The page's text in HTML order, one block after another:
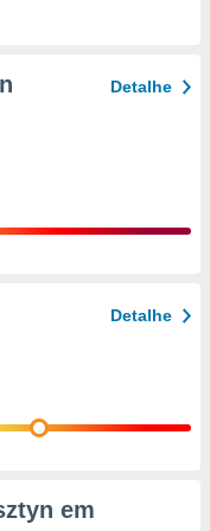
Detalhe
Detalhe
em